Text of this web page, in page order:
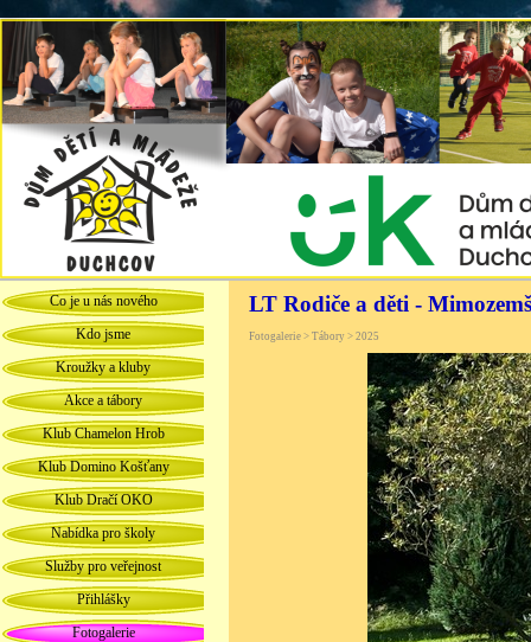
Co je u nás nového
Kdo jsme
Kroužky a kluby
Akce a tábory
Klub Chamelon Hrob
Klub Domino Košťany
Klub Dračí OKO
Nabídka pro školy
Služby pro veřejnost
Přihlášky
Fotogalerie
LT Rodiče a děti -
Fotogalerie > Tábory > 2025